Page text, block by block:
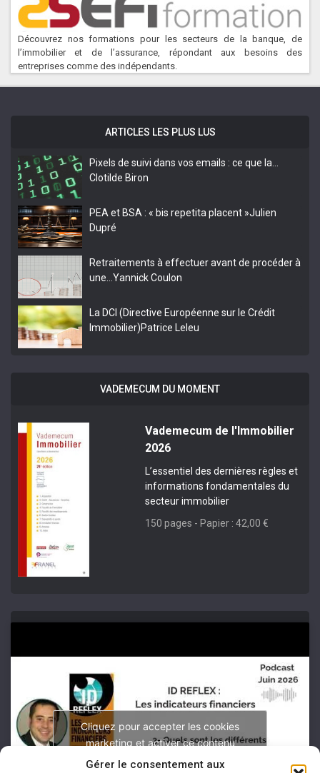
Gérer le consentement aux
Découvrez nos formations pour les secteurs de la banque, de
l’immobilier et de l’assurance, répondant aux besoins des
entreprises comme des indépendants.
ARTICLES LES PLUS LUS
Pixels de suivi dans vos emails : ce que la…
Clotilde Biron
PEA et BSA : « bis repetita placent »Julien
Dupré
Retraitements à effectuer avant de procéder à
une…Yannick Coulon
La DCI (Directive Européenne sur le Crédit
Immobilier)Patrice Leleu
VADEMECUM DU MOMENT
Vademecum de l'Immobilier
2026
L’essentiel des dernières règles et
informations fondamentales du
secteur immobilier
150 pages - Papier : 42,00 €
Cliquez pour accepter les cookies
marketing et activer ce contenu